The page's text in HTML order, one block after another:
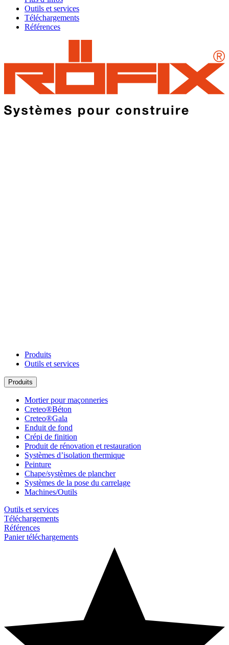
Outils et services
Téléchargements
Références
Produits
Outils et services
Produits
Mortier pour maçonneries
Creteo®Béton
Creteo®Gala
Enduit de fond
Crépi de finition
Produit de rénovation et restauration
Systèmes d’isolation thermique
Peinture
Chape/systèmes de plancher
Systèmes de la pose du carrelage
Machines/Outils
Outils et services
Téléchargements
Références
Panier téléchargements